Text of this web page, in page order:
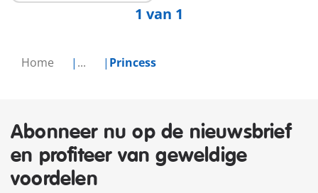
Home ... Princess
1 van 1
Abonneer nu op de nieuwsbrief
en profiteer van geweldige
voordelen